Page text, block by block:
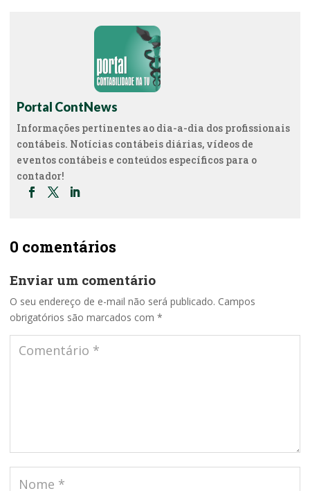
Portal ContNews
Informações pertinentes ao dia-a-dia dos profissionais
contábeis. Notícias contábeis diárias, vídeos de
eventos contábeis e conteúdos específicos para o
contador!
0 comentários
Enviar um comentário
O seu endereço de e-mail não será publicado. Campos
obrigatórios são marcados com *